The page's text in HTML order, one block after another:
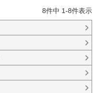
8件中 1-8件表示